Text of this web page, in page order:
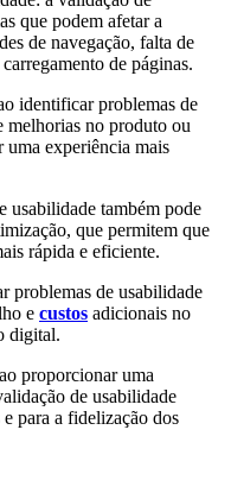
que podem afetar a
de navegação, falta de
de páginas.
identificar problemas de
melhorias no produto ou
experiência mais
usabilidade também pode
que permitem que
rápida e eficiente.
problemas de usabilidade
e custos adicionais no
digital.
proporcionar uma
de usabilidade
para a fidelização dos